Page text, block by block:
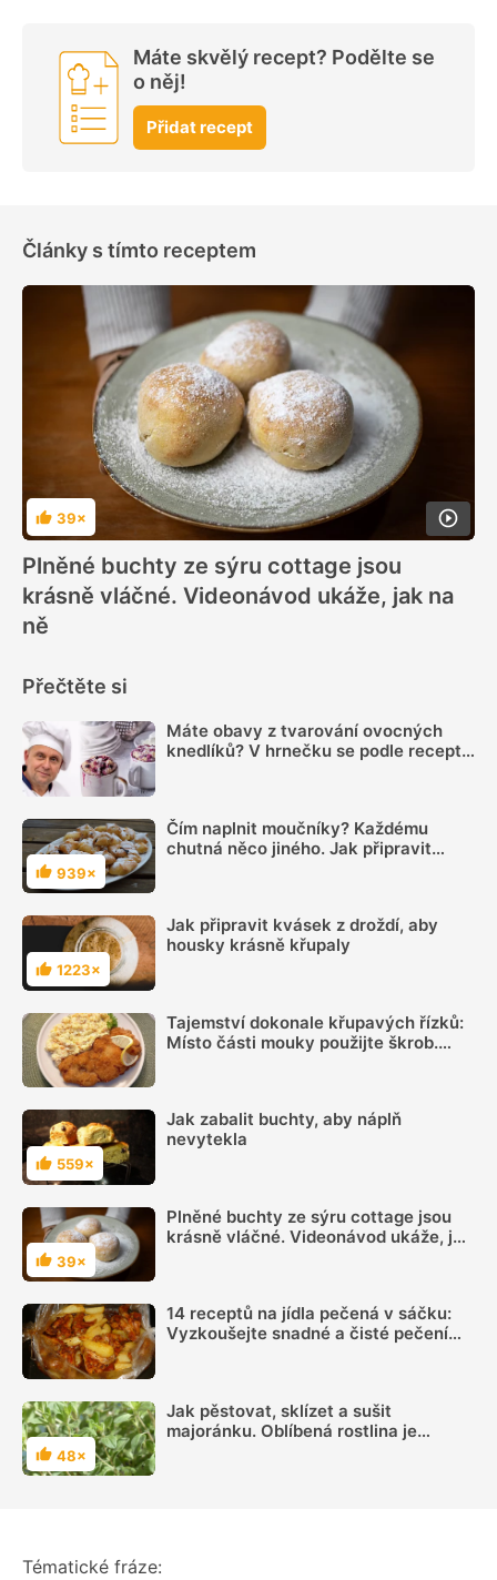
Máte skvělý recept? Podělte se
o něj!
Přidat recept
Články s tímto receptem
Hodnocení
39×
Plněné buchty ze sýru cottage jsou
krásně vláčné. Videonávod ukáže, jak na
ně
Přečtěte si
Máte obavy z tvarování ovocných
knedlíků? V hrnečku se podle receptu
Hodnocení
939×
Čím naplnit moučníky? Každému
chutná něco jiného. Jak připravit
Hodnocení
1223×
Jak připravit kvásek z droždí, aby
housky krásně křupaly
Tajemství dokonale křupavých řízků:
Místo části mouky použijte škrob.
Hodnocení
559×
Jak zabalit buchty, aby náplň
nevytekla
Hodnocení
39×
Plněné buchty ze sýru cottage jsou
krásně vláčné. Videonávod ukáže, jak
14 receptů na jídla pečená v sáčku:
Vyzkoušejte snadné a čisté pečení
Hodnocení
48×
Jak pěstovat, sklízet a sušit
majoránku. Oblíbená rostlina je
Tématické fráze: